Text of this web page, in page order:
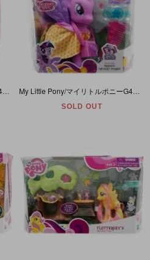
My Little Pony/マイリトルポニーG4・Fashion Style・Rarity/ラリティ・BIGサイズ・Rainbow Power・2013年
SOLD OUT